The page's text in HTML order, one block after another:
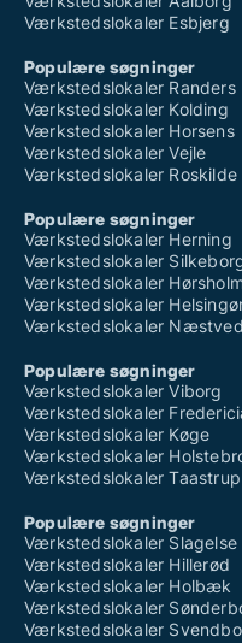
Værkstedslokaler Esbjerg
Populære søgninger
Værkstedslokaler Randers
Værkstedslokaler Kolding
Værkstedslokaler Horsens
Værkstedslokaler Vejle
Værkstedslokaler Roskilde
Populære søgninger
Værkstedslokaler Herning
Værkstedslokaler
Værkstedslokaler Hørsholm
Værkstedslokaler
Værkstedslokaler Næstved
Populære søgninger
Værkstedslokaler Viborg
Værkstedslokaler
Værkstedslokaler Køge
Værkstedslokaler
Værkstedslokaler Taastrup
Populære søgninger
Værkstedslokaler Slagelse
Værkstedslokaler Hillerød
Værkstedslokaler Holbæk
Værkstedslokaler
Værkstedslokaler